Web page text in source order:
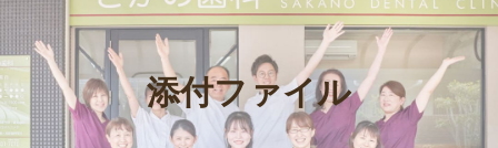
添付ファイル